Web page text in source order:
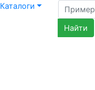
Каталоги